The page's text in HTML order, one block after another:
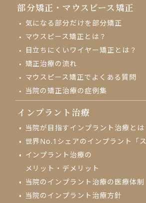
部分矯正・ マウスピース矯正
気になる部分だけを部分矯正
マウスピース矯正とは？
目立ちにくいワイヤー矯正とは？
矯正治療の流れ
マウスピース矯正でよくある質問
当院の矯正治療の症例集
インプラント治療
当院が目指すインプラント治療とは
世界No.1シェアの インプラント「
インプラント治療の
メリット・デメリット
当院のインプラント治療の 医療体制
当院のインプラント治療方針